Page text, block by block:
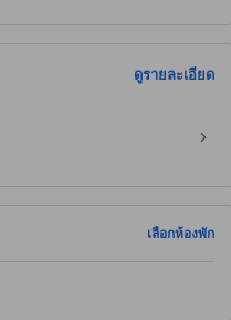
ดูรายละเอียด
เลือกห้องพัก